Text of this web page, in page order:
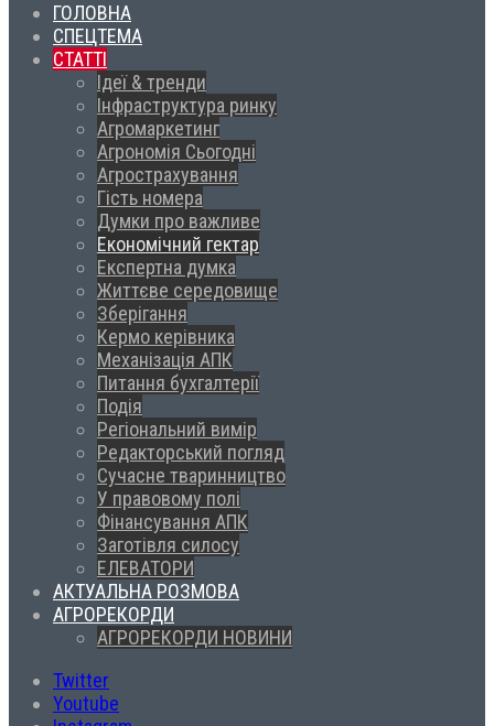
ГОЛОВНА
СПЕЦТЕМА
СТАТТІ
Ідеї & тренди
Інфраструктура ринку
Агромаркетинг
Агрономія Сьогодні
Агрострахування
Гість номера
Думки про важливе
Економічний гектар
Експертна думка
Життєве середовище
Зберігання
Кермо керівника
Механізація АПК
Питання бухгалтерії
Подія
Регіональний вимір
Редакторський погляд
Сучасне тваринництво
У правовому полі
Фінансування АПК
Заготівля силосу
ЕЛЕВАТОРИ
АКТУАЛЬНА РОЗМОВА
АГРОРЕКОРДИ
АГРОРЕКОРДИ НОВИНИ
Twitter
Youtube